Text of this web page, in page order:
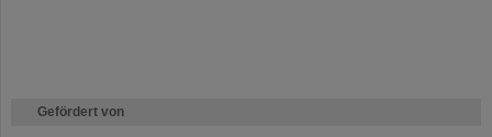
Gefördert von